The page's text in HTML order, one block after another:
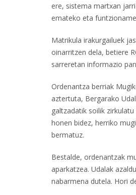
ere, sistema martxan
emateko eta
Matrikula irakurgailuek
oinarritzen dela, betiere
sarreretan informazio
Ordenantza berriak
aztertuta, Bergarako
galtzadatik soilik
honen bidez, herriko
bermatuz.
Bestalde, ordenantzak
aparkatzea. Udalak
nabarmena dutela. Hori